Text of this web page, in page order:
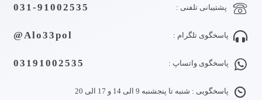
پشتیبانی تلفنی : 031-91002535
پاسخگوی تلگرام : Alo33pol@
پاسخگوی واتساپ : 03191002535
پاسخگویی : شنبه تا پنجشنبه 9 الی 14 و 17 الی 20